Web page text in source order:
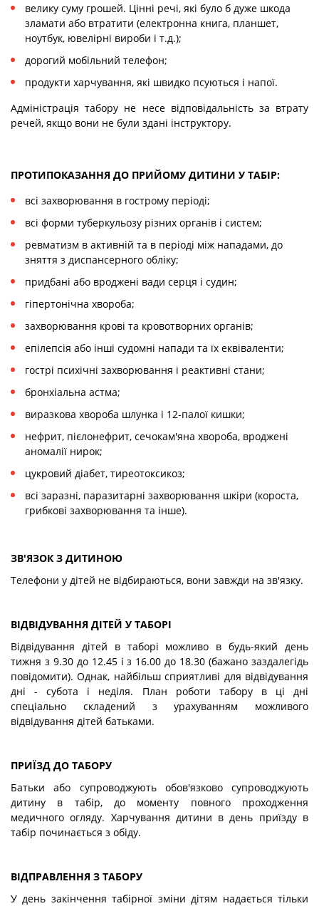
велику суму грошей. Цінні речі, які було б дуже шкода
зламати або втратити (електронна книга, планшет,
ноутбук, ювелірні вироби і т.д.);
дорогий мобільний телефон;
продукти харчування, які швидко псуються і напої.
Адміністрація табору не несе відповідальність за втрату
речей, якщо вони не були здані інструктору.
ПРОТИПОКАЗАННЯ ДО ПРИЙОМУ ДИТИНИ У ТАБІР:
всі захворювання в гострому періоді;
всі форми туберкульозу різних органів і систем;
ревматизм в активній та в періоді між нападами, до
зняття з диспансерного обліку;
придбані або вроджені вади серця і судин;
гіпертонічна хвороба;
захворювання крові та кровотворних органів;
епілепсія або інші судомні напади та їх еквіваленти;
гострі психічні захворювання і реактивні стани;
бронхіальна астма;
виразкова хвороба шлунка і 12-палої кишки;
нефрит, пієлонефрит, сечокам'яна хвороба, вроджені
аномалії нирок;
цукровий діабет, тиреотоксикоз;
всі заразні, паразитарні захворювання шкіри (короста,
грибкові захворювання та інше).
ЗВ'ЯЗОК З ДИТИНОЮ
Телефони у дітей не відбираються, вони завжди на зв'язку.
ВІДВІДУВАННЯ ДІТЕЙ У ТАБОРІ
Відвідування дітей в таборі можливо в будь-який день
тижня з 9.30 до 12.45 і з 16.00 до 18.30 (бажано заздалегідь
повідомити). Однак, найбільш сприятливі для відвідування
дні - субота і неділя. План роботи табору в ці дні
спеціально складений з урахуванням можливого
відвідування дітей батьками.
ПРИЇЗД ДО ТАБОРУ
Батьки або супроводжують обов'язково супроводжують
дитину в табір, до моменту повного проходження
медичного огляду. Харчування дитини в день приїзду в
табір починається з обіду.
ВІДПРАВЛЕННЯ З ТАБОРУ
У день закінчення табірної зміни дітям надається тільки